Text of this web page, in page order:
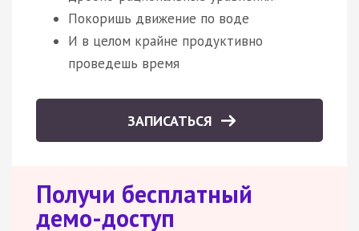
Покоришь движение по воде
И в целом крайне продуктивно
проведешь время
ЗАПИСАТЬСЯ
Получи бесплатный
демо-доступ